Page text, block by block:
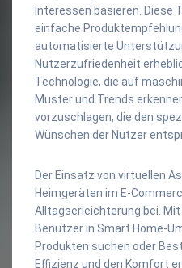
Interessen basieren. Diese
einfache
automatisierte
Nutzerzufriedenheit
Technologie, die auf
Muster und Trends
vorzuschlagen, die den
Wünschen der Nutzer
Der Einsatz von virtuellen
Heimgeräten im E-
Alltagserleichterung bei.
Benutzer in Smart Home-
Produkten suchen oder
Effizienz und den Komfort